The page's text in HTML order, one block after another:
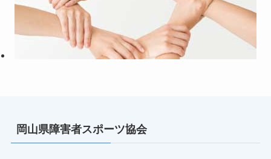
岡山県障害者スポーツ協会